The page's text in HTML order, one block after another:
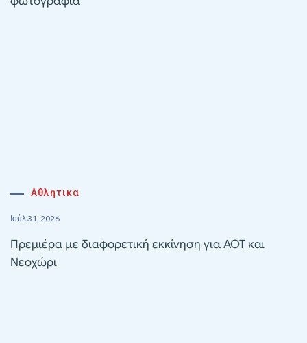
Αθλητικα
Ιούλ 31, 2026
Πρεμιέρα με διαφορετική εκκίνηση για ΑΟΤ και
Νεοχώρι